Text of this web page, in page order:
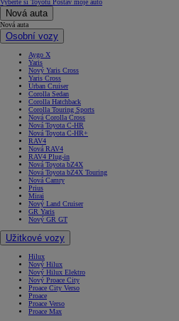
Vyberte si Toyotu Postav moje auto
Nová auta
Nová auta
Osobní vozy
Aygo X
Yaris
Nový Yaris Cross
Yaris Cross
Urban Cruiser
Corolla Sedan
Corolla Hatchback
Corolla Touring Sports
Nová Corolla Cross
Nová Toyota C-HR
Nová Toyota C-HR+
RAV4
Nová RAV4
RAV4 Plug-in
Nová Toyota bZ4X
Nová Toyota bZ4X Touring
Nová Camry
Prius
Mirai
Nový Land Cruiser
GR Yaris
Nový GR GT
Užitkové vozy
Hilux
Nový Hilux
Nový Hilux Elektro
Nový Proace City
Proace City Verso
Proace
Proace Verso
Proace Max